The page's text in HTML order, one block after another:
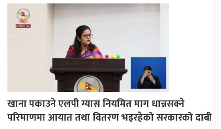
खाना पकाउने एलपी ग्यास नियमित माग धान्नसक्ने
परिमाणमा आयात तथा वितरण भइरहेको सरकारको दाबी